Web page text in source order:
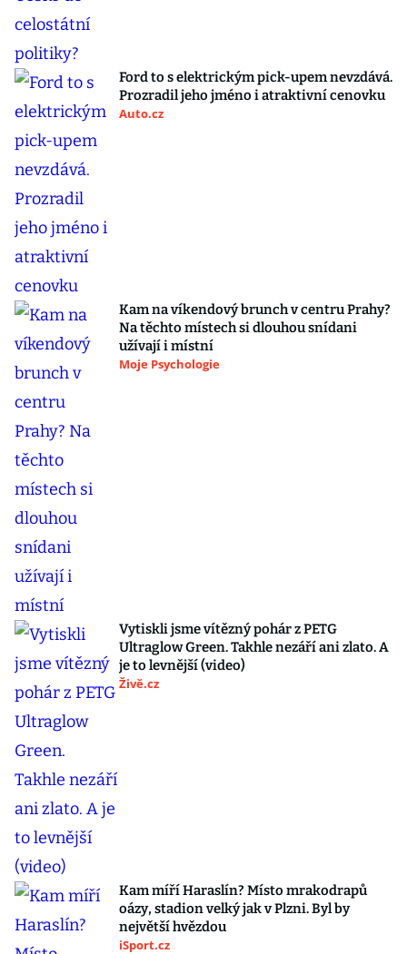
Ford to s elektrickým pick-upem nevzdává.
Prozradil jeho jméno i atraktivní cenovku
Auto.cz
Kam na víkendový brunch v centru Prahy?
Na těchto místech si dlouhou snídani
užívají i místní
Moje Psychologie
Vytiskli jsme vítězný pohár z PETG
Ultraglow Green. Takhle nezáří ani zlato. A
je to levnější (video)
Živě.cz
Kam míří Haraslín? Místo mrakodrapů
oázy, stadion velký jak v Plzni. Byl by
největší hvězdou
iSport.cz